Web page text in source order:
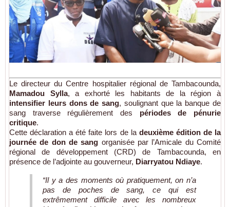
Le directeur du Centre hospitalier régional de Tambacounda,
Mamadou Sylla, a exhorté les habitants de la région à
intensifier leurs dons de sang, soulignant que la banque de
sang traverse régulièrement des périodes de pénurie
critique.
Cette déclaration a été faite lors de la deuxième édition de la
journée de don de sang organisée par l’Amicale du Comité
régional de développement (CRD) de Tambacounda, en
présence de l’adjointe au gouverneur, Diarryatou Ndiaye.
“Il y a des moments où pratiquement, on n’a
pas de poches de sang, ce qui est
extrêmement difficile avec les nombreux